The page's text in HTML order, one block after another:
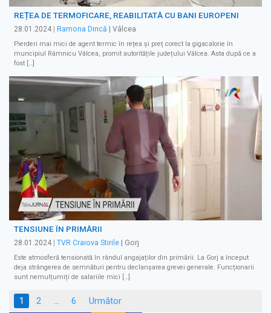
REȚEA DE TERMOFICARE, REABILITATĂ CU BANI EUROPENI
28.01.2024 Ramona Dincă | Vâlcea
Pierderi mai mici de agent termic în rețea și preț corect la gigacalorie în
muncipiul Râmnicu Vâlcea, promit autoritățile județului Vâlcea. Asta după ce a
fost […]
TENSIUNE ÎN PRIMĂRII
28.01.2024 TVR Craiova Stirile | Gorj
Este atmosferă tensionată în rândul angajaților din primării. La Gorj a început
deja strângerea de semnături pentru declanșarea grevei generale. Funcționarii
sunt nemulțumiți de salariile mici […]
Paginație
1 2 … 6 Următor